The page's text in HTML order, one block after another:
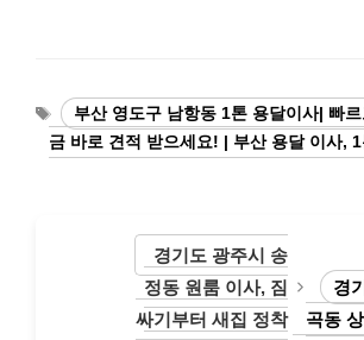
태
그
부산 영도구 남항동 1톤 용달이사| 빠
금 바로 견적 받으세요! | 부산 용달 이사, 1
경기도 광주시 송
정동 원룸 이사, 짐
싸기부터 새집 정착
경
곡동